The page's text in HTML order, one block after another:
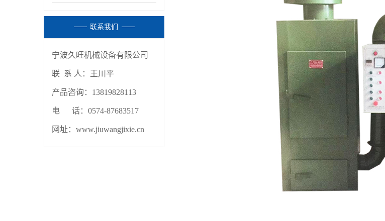
联系我们
宁波久旺机械设备有限公司
联 系 人： 王川平
产品咨询：13819828113
电 话：0574-87683517
网址：www.jiuwangjixie.cn